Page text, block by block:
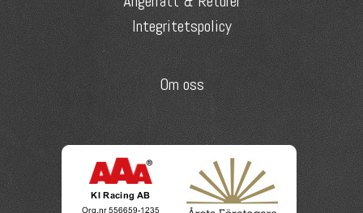
Integritetspolicy
Om oss